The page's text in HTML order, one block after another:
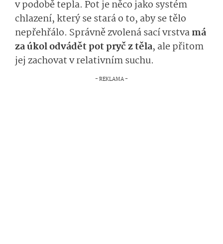
v podobě tepla. Pot je něco jako systém
chlazení, který se stará o to, aby se tělo
nepřehřálo. Správně zvolená sací vrstvamá
za úkol odvádět pot pryč z těla, ale přitom
jej zachovat v relativním suchu.